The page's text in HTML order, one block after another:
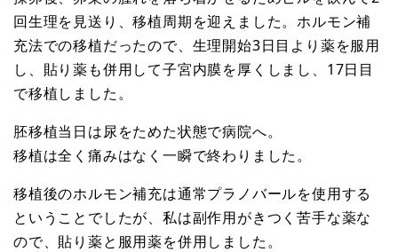
回生理を見送り、移植周期を迎えました。ホルモン補
充法での移植だったので、生理開始3日目より薬を服用
し、貼り薬も併用して子宮内膜を厚くしまし、17日目
で移植しました。
胚移植当日は尿をためた状態で病院へ。
移植は全く痛みはなく一瞬で終わりました。
移植後のホルモン補充は通常プラノバールを使用する
ということでしたが、私は副作用がきつく苦手な薬な
ので、貼り薬と服用薬を併用しました。